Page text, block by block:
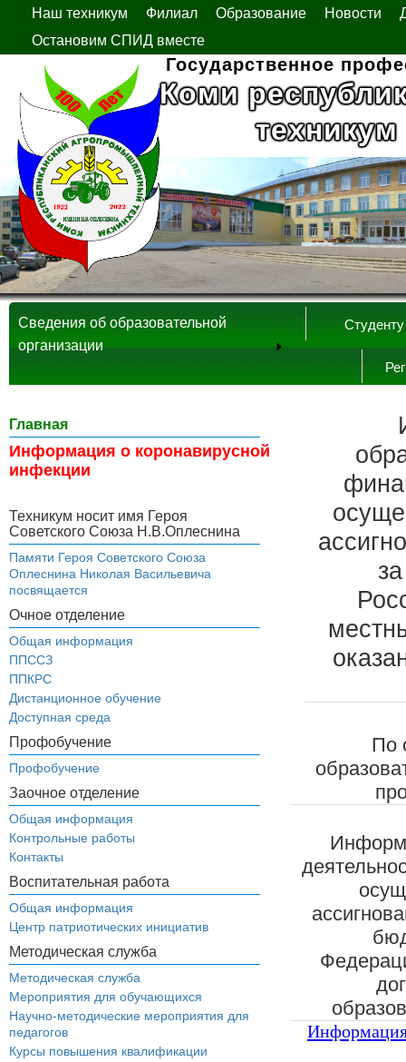
Наш техникум Филиал Образование Новости
Остановим СПИД вместе
Государственное
Коми
Студенту
Сведения об образовательной
организации
Главная
Информация о коронавирусной
инфекции
Техникум носит имя Героя
Советского Союза Н.В.Оплеснина
Памяти Героя Советского Союза
Оплеснина Николая Васильевича
посвящается
Очное отделение
Общая информация
ППССЗ
ППКРС
Дистанционное обучение
Доступная среда
Профобучение
Профобучение
Заочное отделение
Общая информация
Контрольные работы
Контакты
Воспитательная работа
Общая информация
Центр патриотических инициатив
Методическая служба
Методическая служба
Мероприятия для обучающихся
Научно-методические мероприятия для
педагогов
Курсы повышения квалификации
По
Информация